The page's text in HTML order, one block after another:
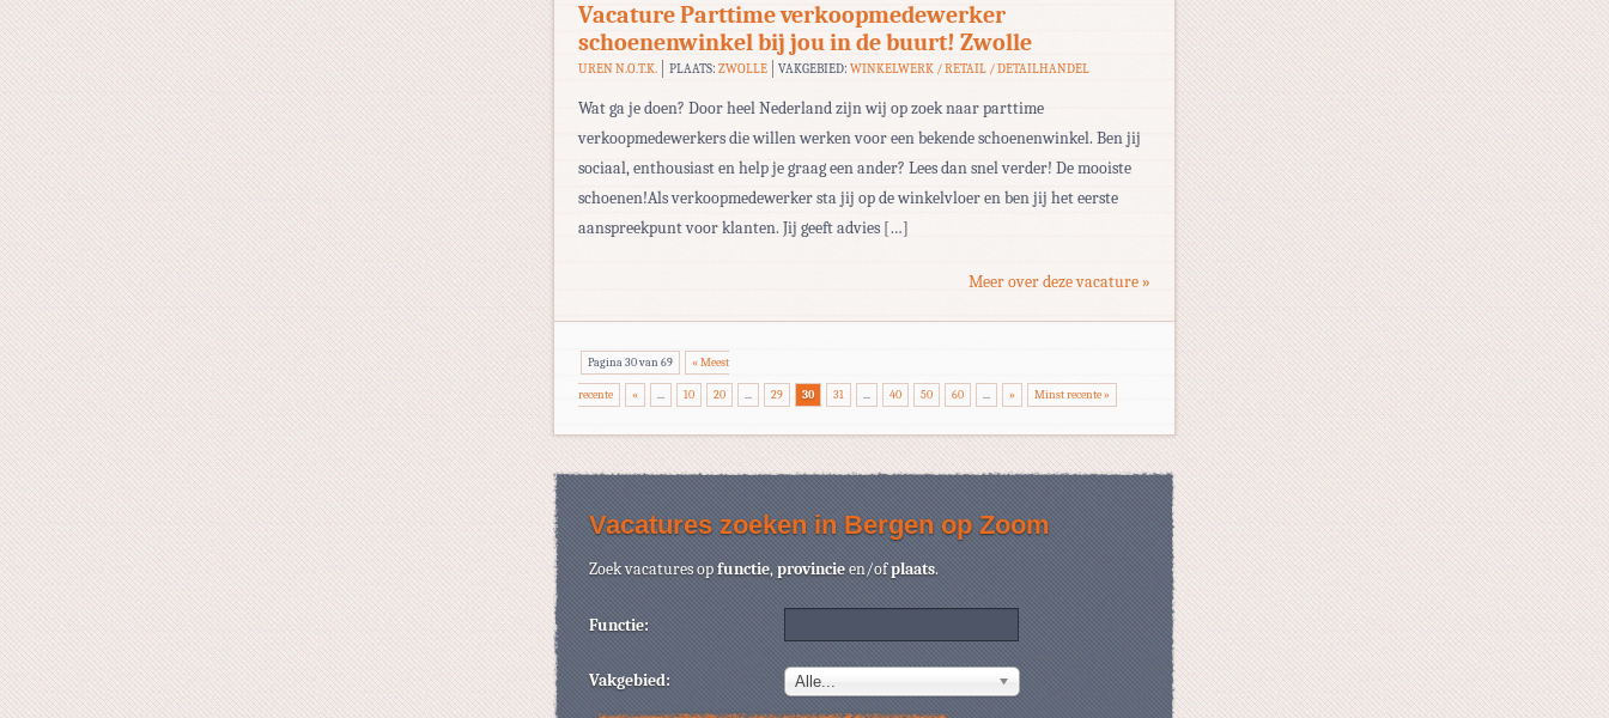
Vacature Parttime verkoopmedewerker
schoenenwinkel bij jou in de buurt! Zwolle
UREN N.O.T.K. PLAATS: ZWOLLE VAKGEBIED:WINKELWERK / RETAIL / DETAILHANDEL
Wat ga je doen? Door heel Nederland zijn wij op zoek naar parttime
verkoopmedewerkers die willen werken voor een bekende schoenenwinkel. Ben jij
sociaal, enthousiast en help je graag een ander? Lees dan snel verder! De mooiste
schoenen!Als verkoopmedewerker sta jij op de winkelvloer en ben jij het eerste
aanspreekpunt voor klanten. Jij geeft advies […]
Meer over deze vacature »
Pagina 30 van 69 « Meest
recente « ... 10 20 ... 29 30 31 ... 40 50 60 ... » Minst recente »
Vacatures zoeken in Bergen op Zoom
Zoek vacatures opfunctie,provincieen/ofplaats.
Functie:
Vakgebied: Alle...